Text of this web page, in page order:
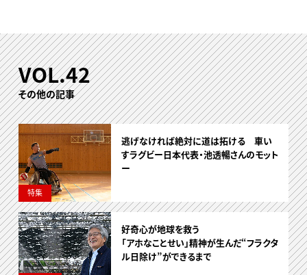
VOL.42
その他の記事
特集
逃げなければ絶対に道は拓ける 車い
すラグビー日本代表・池透暢さんのモット
ー
好奇心が地球を救う
「アホなことせい」精神が生んだ“フラクタ
ル日除け”ができるまで